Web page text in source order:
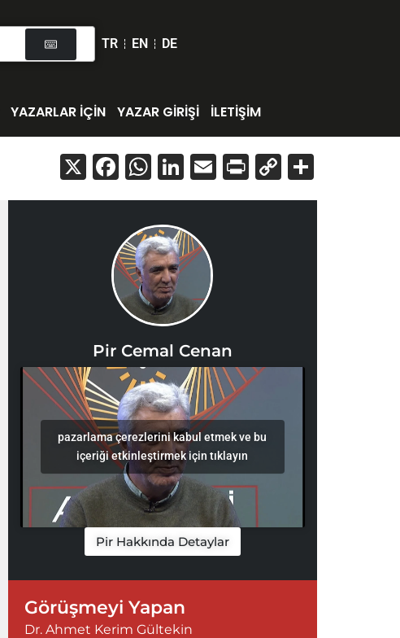
TR EN DE
YAZARLAR İÇİN YAZAR GİRİŞİ İLETİŞİM
X Facebook
WhatsApp
LinkedIn
EmailPrintCopy
Link
Pir Cemal Cenan
pazarlama çerezlerini kabul etmek ve bu
içeriği etkinleştirmek için tıklayın
Pir Hakkında Detaylar
Görüşmeyi Yapan
Dr. Ahmet Kerim Gültekin